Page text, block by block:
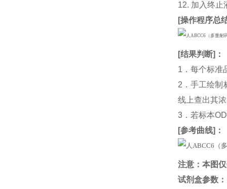
12. 加入终止
[操作程序总
[结果判断]：
1．每个标准
2．手工绘制
线上查出其
3．若标本
[参考曲线]：
注意：本图
试剂盒参数 ：